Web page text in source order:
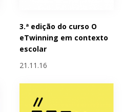
3.ª edição do curso O
eTwinning em contexto
escolar
21.11.16